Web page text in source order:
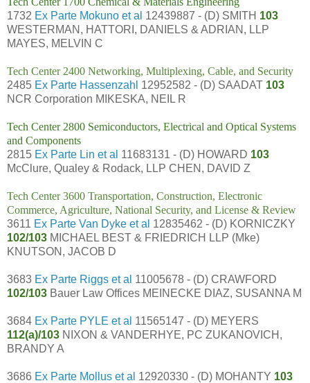
1732 Ex Parte Mokuno et al 12439887 - (D) SMITH 103
WESTERMAN, HATTORI, DANIELS & ADRIAN, LLP
MAYES, MELVIN C
Tech Center 2400 Networking, Multiplexing, Cable, and Security
2485 Ex Parte Hassenzahl 12952582 - (D) SAADAT 103
NCR Corporation MIKESKA, NEIL R
Tech Center 2800 Semiconductors, Electrical and Optical Systems
and Components
2815 Ex Parte Lin et al 11683131 - (D) HOWARD 103
McClure, Qualey & Rodack, LLP CHEN, DAVID Z
Tech Center 3600 Transportation, Construction, Electronic
Commerce, Agriculture, National Security, and License & Review
3611 Ex Parte Van Dyke et al 12835462 - (D) KORNICZKY
102/103 MICHAEL BEST & FRIEDRICH LLP (Mke)
KNUTSON, JACOB D
3683 Ex Parte Riggs et al 11005678 - (D) CRAWFORD
102/103 Bauer Law Offices MEINECKE DIAZ, SUSANNA M
3684 Ex Parte PYLE et al 11565147 - (D) MEYERS
112(a)/103 NIXON & VANDERHYE, PC ZUKANOVICH,
BRANDY A
3686 Ex Parte Mollus et al 12920330 - (D) MOHANTY 103